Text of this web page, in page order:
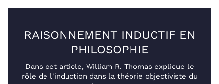
RAISONNEMENT INDUCTIF EN
PHILOSOPHIE
Dans cet article, William R. Thomas explique le
rôle de l'induction dans la théorie objectiviste du